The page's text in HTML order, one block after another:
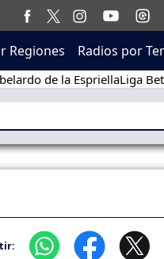
Regiones Radios por
de la EspriellaLiga